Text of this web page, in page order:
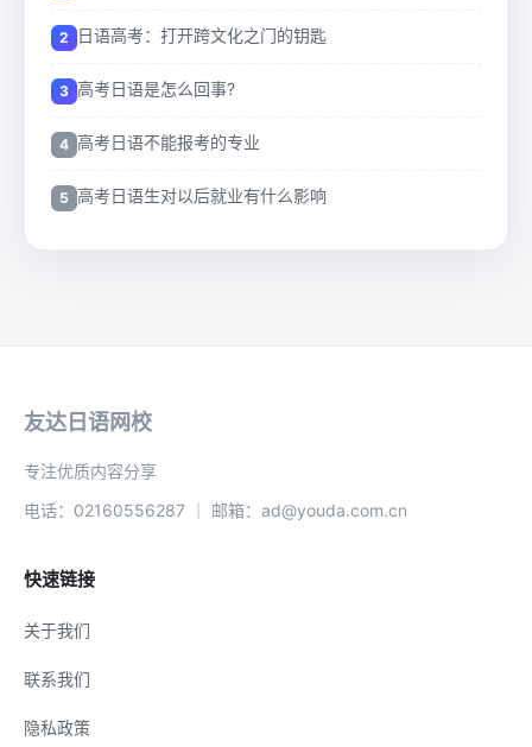
日语高考：打开跨文化之门的钥匙
高考日语是怎么回事?
高考日语不能报考的专业
高考日语生对以后就业有什么影响
友达日语网校
专注优质内容分享
电话：02160556287 ｜ 邮箱：ad@youda.com.cn
快速链接
关于我们
联系我们
隐私政策